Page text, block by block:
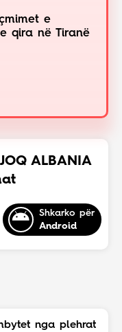
e
qira në Tiranë
ALBANIA
Shkarko për
Android
nga plehrat